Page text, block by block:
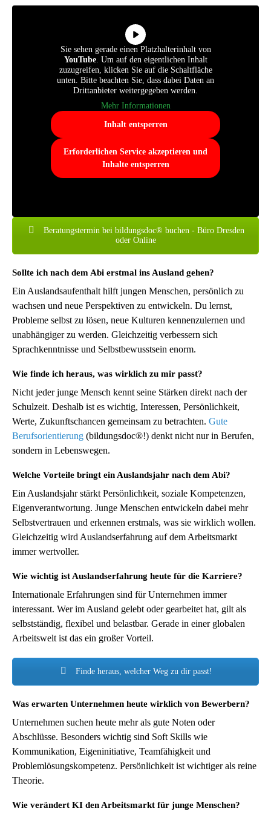
Sie sehen gerade einen Platzhalterinhalt von
YouTube. Um auf den eigentlichen Inhalt
zuzugreifen, klicken Sie auf die Schaltfläche
unten. Bitte beachten Sie, dass dabei Daten an
Drittanbieter weitergegeben werden.
Mehr Informationen
Inhalt entsperren
Erforderlichen Service akzeptieren und
Inhalte entsperren
Beratungstermin bei bildungsdoc® buchen - Büro Dresden
oder Online
Sollte ich nach dem Abi erstmal ins Ausland gehen?
Ein Auslandsaufenthalt hilft jungen Menschen, persönlich zu
wachsen und neue Perspektiven zu entwickeln. Du lernst,
Probleme selbst zu lösen, neue Kulturen kennenzulernen und
unabhängiger zu werden. Gleichzeitig verbessern sich
Sprachkenntnisse und Selbstbewusstsein enorm.
Wie finde ich heraus, was wirklich zu mir passt?
Nicht jeder junge Mensch kennt seine Stärken direkt nach der
Schulzeit. Deshalb ist es wichtig, Interessen, Persönlichkeit,
Werte, Zukunftschancen gemeinsam zu betrachten. Gute
Berufsorientierung (bildungsdoc®!) denkt nicht nur in Berufen,
sondern in Lebenswegen.
Welche Vorteile bringt ein Auslandsjahr nach dem Abi?
Ein Auslandsjahr stärkt Persönlichkeit, soziale Kompetenzen,
Eigenverantwortung. Junge Menschen entwickeln dabei mehr
Selbstvertrauen und erkennen erstmals, was sie wirklich wollen.
Gleichzeitig wird Auslandserfahrung auf dem Arbeitsmarkt
immer wertvoller.
Wie wichtig ist Auslandserfahrung heute für die Karriere?
Internationale Erfahrungen sind für Unternehmen immer
interessant. Wer im Ausland gelebt oder gearbeitet hat, gilt als
selbstständig, flexibel und belastbar. Gerade in einer globalen
Arbeitswelt ist das ein großer Vorteil.
Finde heraus, welcher Weg zu dir passt!
Was erwarten Unternehmen heute wirklich von Bewerbern?
Unternehmen suchen heute mehr als gute Noten oder
Abschlüsse. Besonders wichtig sind Soft Skills wie
Kommunikation, Eigeninitiative, Teamfähigkeit und
Problemlösungskompetenz. Persönlichkeit ist wichtiger als reine
Theorie.
Wie verändert KI den Arbeitsmarkt für junge Menschen?